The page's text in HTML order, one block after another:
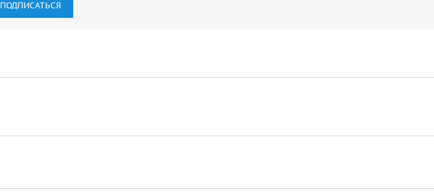
ПОДПИСАТЬСЯ